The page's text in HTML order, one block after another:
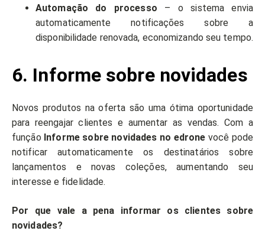
Automação do processo – o sistema envia
automaticamente notificações sobre a
disponibilidade renovada, economizando seu tempo.
6. Informe sobre novidades
Novos produtos na oferta são uma ótima oportunidade
para reengajar clientes e aumentar as vendas. Com a
função Informe sobre novidades no edrone você pode
notificar automaticamente os destinatários sobre
lançamentos e novas coleções, aumentando seu
interesse e fidelidade.
Por que vale a pena informar os clientes sobre
novidades?